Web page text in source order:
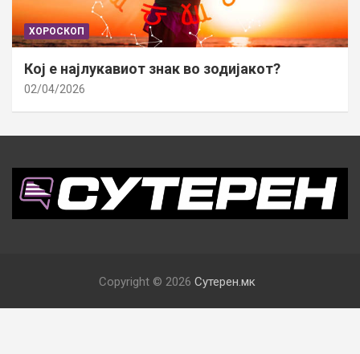
ХОРОСКОП
Кој е најлукавиот знак во зодијакот?
02/04/2026
Copyright © 2026 Сутерен.мк